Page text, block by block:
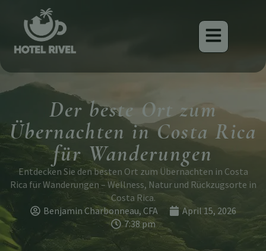
Der beste Ort zum
Übernachten in Costa Rica
für Wanderungen
Entdecken Sie den besten Ort zum Übernachten in Costa
Rica für Wanderungen – Wellness, Natur und Rückzugsorte in
Costa Rica.
Benjamin Charbonneau, CFA
April 15, 2026
7:38 pm